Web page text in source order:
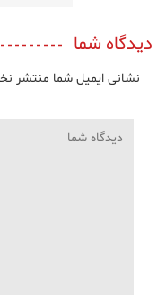
دیدگاه شما
نشانی ایمیل شما منتشر